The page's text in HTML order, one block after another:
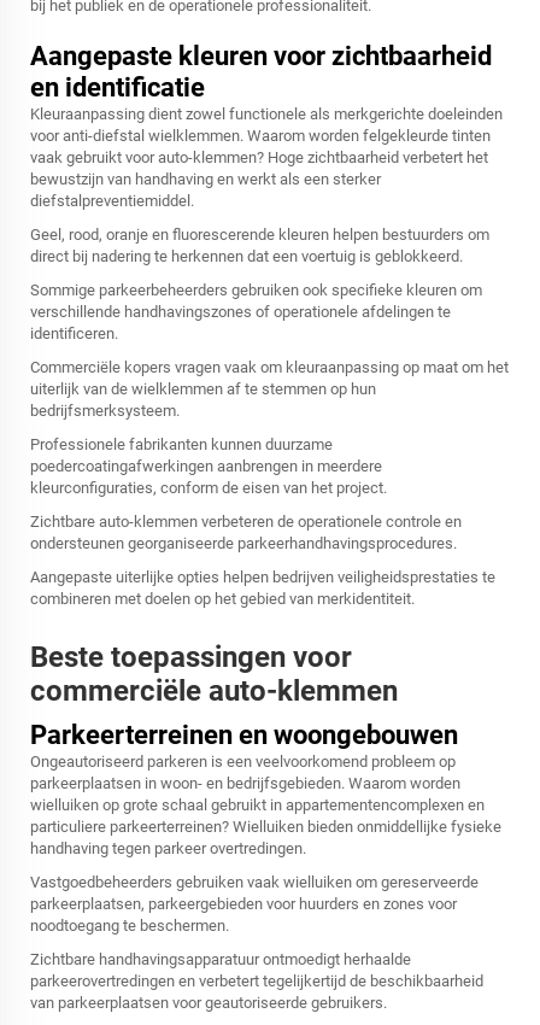
bij het publiek en de operationele professionaliteit.
Aangepaste kleuren voor zichtbaarheid
en identificatie
Kleuraanpassing dient zowel functionele als merkgerichte doeleinden
voor anti-diefstal wielklemmen. Waarom worden felgekleurde tinten
vaak gebruikt voor auto-klemmen? Hoge zichtbaarheid verbetert het
bewustzijn van handhaving en werkt als een sterker
diefstalpreventiemiddel.
Geel, rood, oranje en fluorescerende kleuren helpen bestuurders om
direct bij nadering te herkennen dat een voertuig is geblokkeerd.
Sommige parkeerbeheerders gebruiken ook specifieke kleuren om
verschillende handhavingszones of operationele afdelingen te
identificeren.
Commerciële kopers vragen vaak om kleuraanpassing op maat om het
uiterlijk van de wielklemmen af te stemmen op hun
bedrijfsmerksysteem.
Professionele fabrikanten kunnen duurzame
poedercoatingafwerkingen aanbrengen in meerdere
kleurconfiguraties, conform de eisen van het project.
Zichtbare auto-klemmen verbeteren de operationele controle en
ondersteunen georganiseerde parkeerhandhavingsprocedures.
Aangepaste uiterlijke opties helpen bedrijven veiligheidsprestaties te
combineren met doelen op het gebied van merkidentiteit.
Beste toepassingen voor
commerciële auto-klemmen
Parkeerterreinen en woongebouwen
Ongeautoriseerd parkeren is een veelvoorkomend probleem op
parkeerplaatsen in woon- en bedrijfsgebieden. Waarom worden
wielluiken op grote schaal gebruikt in appartementencomplexen en
particuliere parkeerterreinen? Wielluiken bieden onmiddellijke fysieke
handhaving tegen parkeer overtredingen.
Vastgoedbeheerders gebruiken vaak wielluiken om gereserveerde
parkeerplaatsen, parkeergebieden voor huurders en zones voor
noodtoegang te beschermen.
Zichtbare handhavingsapparatuur ontmoedigt herhaalde
parkeerovertredingen en verbetert tegelijkertijd de beschikbaarheid
van parkeerplaatsen voor geautoriseerde gebruikers.